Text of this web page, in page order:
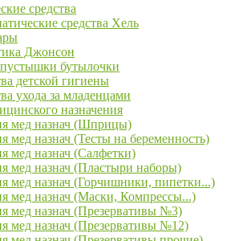
средства
средства Хель
Джонсон
бутылочки
детской гигиены
ухода за младенцами
назначения
мед назнач (Шприцы)
мед назнач (Тесты на беременность)
мед назнач (Салфетки)
мед назнач (Пластыри наборы)
мед назнач (Горчишники, пипетки...)
мед назнач (Маски, Компрессы...)
мед назнач (Презервативы №3)
мед назнач (Презервативы №12)